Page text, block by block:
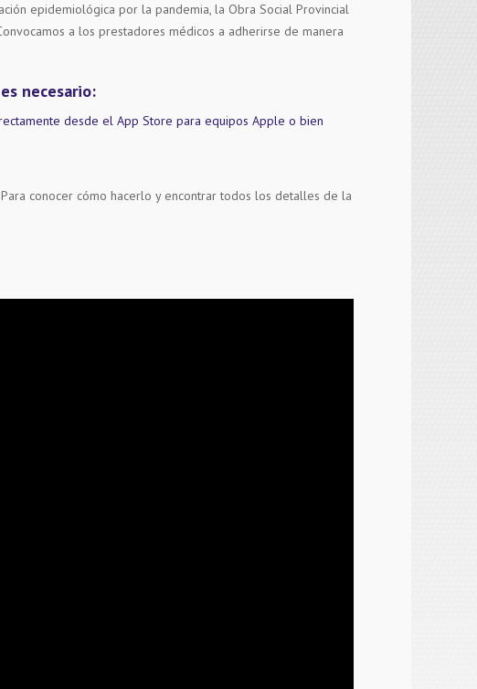
epidemiológica por la pandemia, la Obra Social Provincial
a los prestadores médicos a adherirse de manera
necesario:
desde el App Store para equipos Apple o bien
conocer cómo hacerlo y encontrar todos los detalles de la